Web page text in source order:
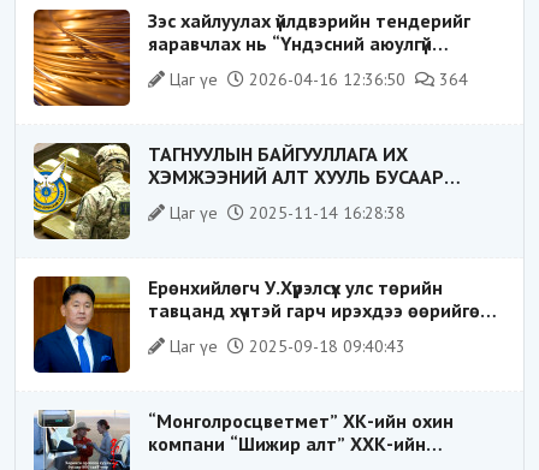
Зэс хайлуулах үйлдвэрийн тендерийг
яаравчлах нь “Үндэсний аюулгүй
байдал“-д эрсдэлтэй юу?
Цаг үе 2026-04-16 12:36:50 364
ТАГНУУЛЫН БАЙГУУЛЛАГА ИХ
ХЭМЖЭЭНИЙ АЛТ ХУУЛЬ БУСААР
ХИЛЭЭР ГАРГАХ ГЭЖ БАЙСАН
ҮЙЛДЛИЙГ ТАСЛАН ЗОГСООЛОО
Цаг үе 2025-11-14 16:28:38
Ерөнхийлөгч У.Хүрэлсүх улс төрийн
тавцанд хүчтэй гарч ирэхдээ өөрийгөө
шударга ёсны төлөө тэмцэгч, “хуучин
тогтолцооны хонгилыг нураагч” гэсэн
Цаг үе 2025-09-18 09:40:43
“Монголросцветмет” ХК-ийн охин
компани “Шижир алт” ХХК-ийн